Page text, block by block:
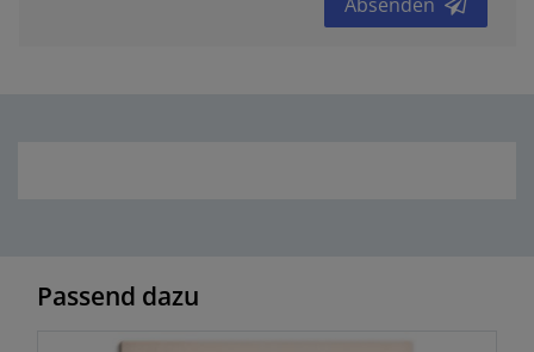
Passend dazu